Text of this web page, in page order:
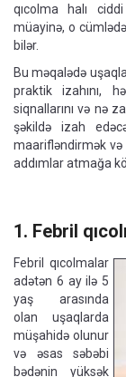
qıcolma halı
müayinə, o
bilər.
Bu məqalədə
praktik izahını,
siqnallarını və nə
şəkildə izah
maarifləndirmək və
addımlar atmağa
1. Febril
Febril qıcolmalar
adətən 6 ay ilə 5
yaş arasında
olan uşaqlarda
müşahidə olunur
və əsas səbəbi
bədənin yüksək